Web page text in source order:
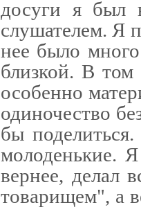
досуги я был
слушателем. Я
нее было
близкой. В
особенно
одиночест­во
бы
молоденькие.
вернее, делал
товарищем", а